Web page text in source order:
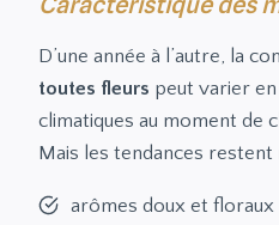
D’une année à l’autre, la
toutes fleurs peut varier
climatiques au moment de
Mais les tendances restent
arômes doux et floraux